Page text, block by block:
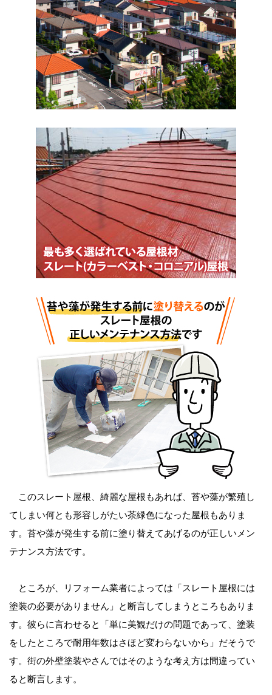
このスレート屋根、綺麗な屋根もあれば、苔や藻が繁殖し
てしまい何とも形容しがたい茶緑色になった屋根もありま
す。苔や藻が発生する前に塗り替えてあげるのが正しいメン
テナンス方法です。
ところが、リフォーム業者によっては「スレート屋根には
塗装の必要がありません」と断言してしまうところもありま
す。彼らに言わせると「単に美観だけの問題であって、塗装
をしたところで耐用年数はさほど変わらないから」だそうで
す。街の外壁塗装やさんではそのような考え方は間違ってい
ると断言します。